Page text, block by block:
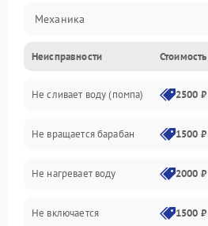
Механика
Электропитание
Водоснабжение
Слив
Программное обеспечение
Неисправности Стоимость
Не сливает воду (помпа) 2500 ₽
Не вращается барабан 1500 ₽
Не нагревает воду 2000 ₽
Не включается 1500 ₽